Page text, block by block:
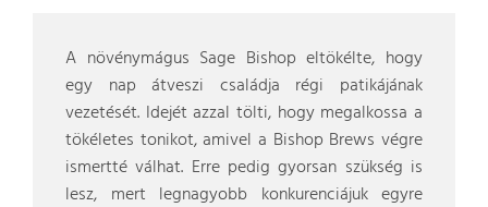
A növénymágus Sage Bishop eltökélte, hogy
egy nap átveszi családja régi patikájának
vezetését. Idejét azzal tölti, hogy megalkossa a
tökéletes tonikot, amivel a Bishop Brews végre
ismertté válhat. Erre pedig gyorsan szükség is
lesz, mert legnagyobb konkurenciájuk egyre